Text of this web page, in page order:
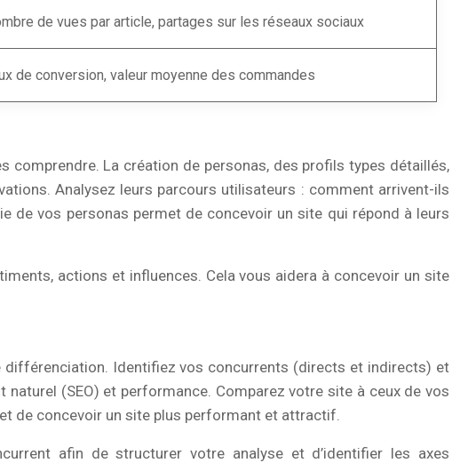
de vues par article, partages sur les réseaux sociaux
de conversion, valeur moyenne des commandes
La création de personas, des profils types détaillés,
Analysez leurs parcours utilisateurs : comment arrivent-ils
de vos personas permet de concevoir un site qui répond à leurs
actions et influences. Cela vous aidera à concevoir un site
différenciation. Identifiez vos concurrents (directs et indirects) et
(SEO) et performance. Comparez votre site à ceux de vos
de concevoir un site plus performant et attractif.
afin de structurer votre analyse et d’identifier les axes